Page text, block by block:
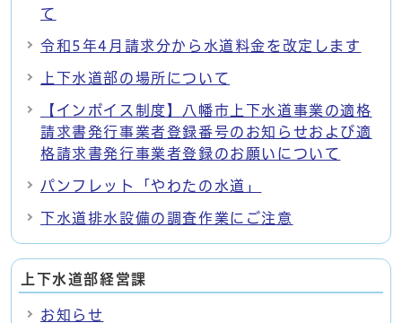
て
令和5年4月請求分から水道料金を改定します
上下水道部の場所について
【インボイス制度】八幡市上下水道事業の適格
請求書発行事業者登録番号のお知らせおよび適
格請求書発行事業者登録のお願いについて
パンフレット「やわたの水道」
下水道排水設備の調査作業にご注意
上下水道部経営課
お知らせ